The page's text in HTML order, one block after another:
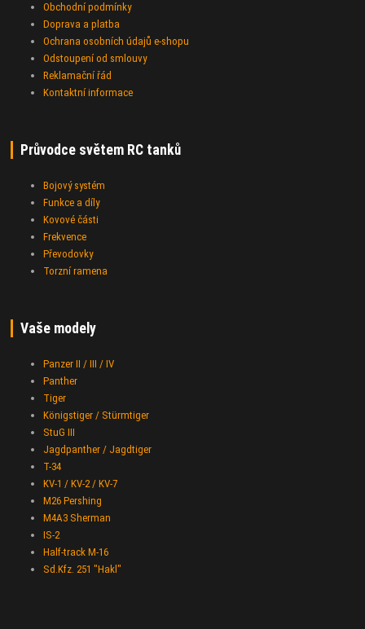
Obchodní podmínky
Doprava a platba
Ochrana osobních údajů e-shopu
Odstoupení od smlouvy
Reklamační řád
Kontaktní informace
Průvodce světem RC tanků
Bojový systém
Funkce a díly
Kovové části
Frekvence
Převodovky
Torzní ramena
Vaše modely
Panzer II / III / IV
Panther
Tiger
Königstiger / Stürmtiger
StuG III
Jagdpanther / Jagdtiger
T-34
KV-1 / KV-2 / KV-7
M26 Pershing
M4A3 Sherman
IS-2
Half-track M-16
Sd.Kfz. 251 "Hakl"